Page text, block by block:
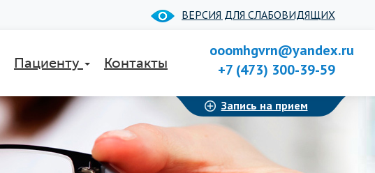
ВЕРСИЯ ДЛЯ СЛАБОВИДЯЩИХ
Пациенту Контакты
ooomhgvrn@yandex.ru
+7 (473) 300-39-59
Запись на прием